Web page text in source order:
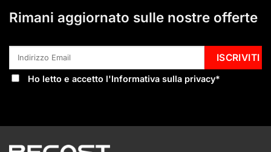
Rimani aggiornato sulle nostre offerte
Ho letto e accetto l'Informativa sulla privacy*